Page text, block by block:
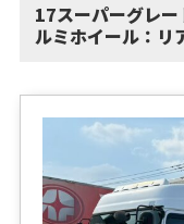
17スーパーグレ
ルミホイール：リ